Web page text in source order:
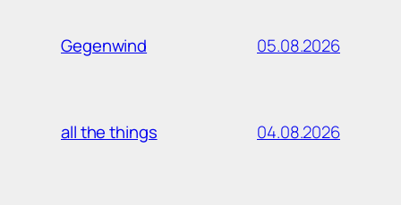
Gegenwind 05.08.2026
all the things 04.08.2026